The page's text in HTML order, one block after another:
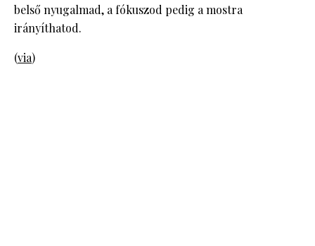
belső nyugalmad, a fókuszod pedig a mostra
irányíthatod.
(via)